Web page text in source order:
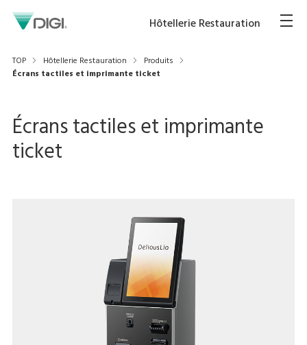
Hôtellerie Restauration
TOP Hôtellerie Restauration
Produits
Écrans tactiles et imprimante ticket
Écrans tactiles et imprimante
ticket